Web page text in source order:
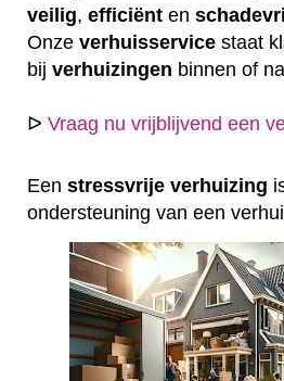
veilig, efficiënt en
Onze verhuisservice staat
bij verhuizingen binnen of
ᐅ Vraag nu vrijblijvend een
Een stressvrije verhuizing
ondersteuning van een